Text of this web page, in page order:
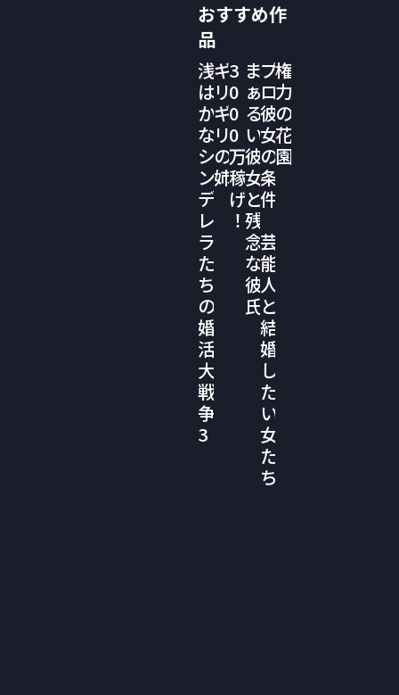
おすすめ作
品
浅
は
か
な
シ
ン
デ
レ
ラ
た
ち
の
婚
活
大
戦
争
3
ギ
リ
ギ
リ
の
姉
3
0
0
0
万
稼
げ
！
ま
ぁ
る
い
彼
女
と
残
念
な
彼
氏
プ
ロ
彼
女
の
条
件
芸
能
人
と
結
婚
し
た
い
女
た
ち
権
力
の
花
園